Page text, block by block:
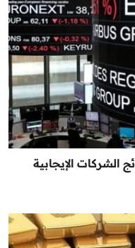
الشركات الإيجابية